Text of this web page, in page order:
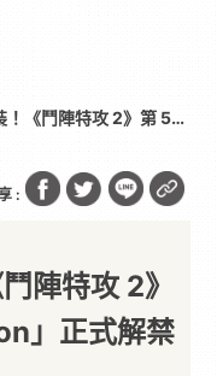
《鬥陣特攻 2》第 53
:
陣特攻 2》
」正式解禁